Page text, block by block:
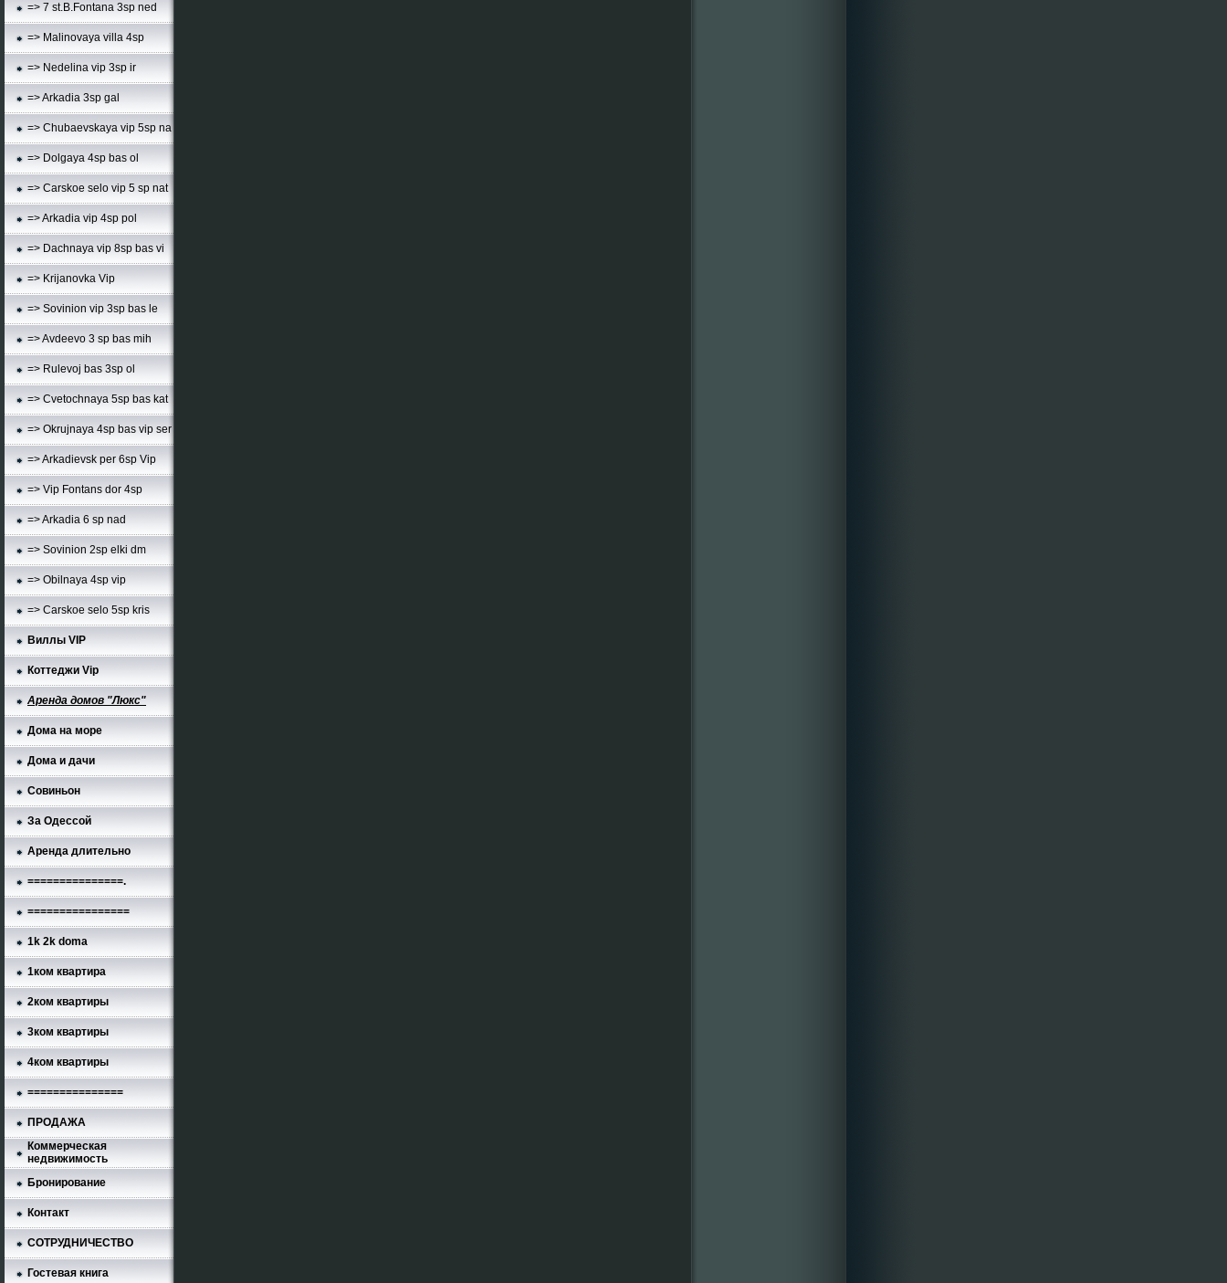
=> 7 st.B.Fontana 3sp ned
=> Malinovaya villa 4sp
=> Nedelina vip 3sp ir
=> Arkadia 3sp gal
=> Chubaevskaya vip 5sp na
=> Dolgaya 4sp bas ol
=> Carskoe selo vip 5 sp nat
=> Arkadia vip 4sp pol
=> Dachnaya vip 8sp bas vi
=> Krijanovka Vip
=> Sovinion vip 3sp bas le
=> Avdeevo 3 sp bas mih
=> Rulevoj bas 3sp ol
=> Cvetochnaya 5sp bas kat
=> Okrujnaya 4sp bas vip ser
=> Arkadievsk per 6sp Vip
=> Vip Fontans dor 4sp
=> Arkadia 6 sp nad
=> Sovinion 2sp elki dm
=> Obilnaya 4sp vip
=> Carskoe selo 5sp kris
Виллы VIP
Коттеджи Vip
Аренда домов "Люкс"
Дома на море
Дома и дачи
Совиньон
За Одессой
Аренда длительно
===============.
================
1k 2k doma
1ком квартира
2ком квартиры
3ком квартиры
4ком квартиры
===============
ПРОДАЖА
Коммерческая
недвижимость
Бронирование
Контакт
СОТРУДНИЧЕСТВО
Гостевая книга